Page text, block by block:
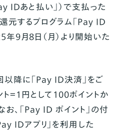
IDあと払い」）で支払った
元するプログラム「Pay ID
年9月8日（月）より開始いた
以降に「Pay ID決済」をご
＝1円として100ポイントか
、「Pay ID ポイント」の付
IDアプリ」を利用した